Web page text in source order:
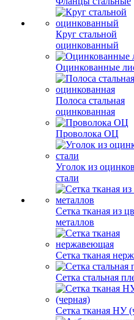
Круг стальной
оцинкованный
Оцинкованные
Полоса стальная
оцинкованная
Проволока ОЦ
Уголок из
стали
Сетка тканая из
металлов
Сетка тканая
Сетка стальная
Сетка тканая НУ